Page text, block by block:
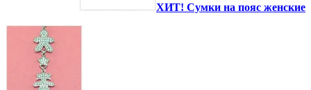
ХИТ! Сумки на пояс женские